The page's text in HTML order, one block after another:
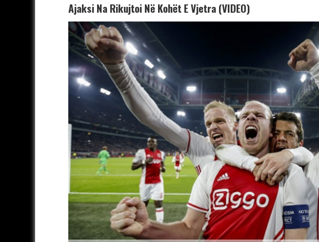
Ajaksi Na Rikujtoi Në Kohët E Vjetra (VIDEO)